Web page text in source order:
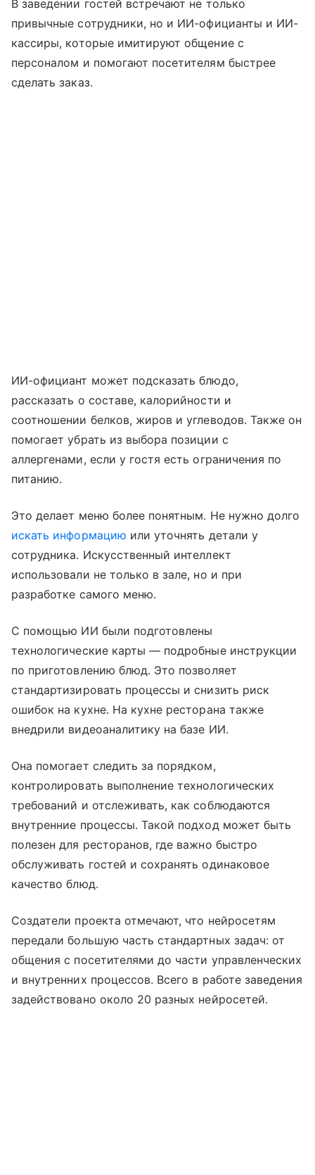
В заведении гостей встречают не только
привычные сотрудники, но и ИИ-официанты и ИИ-
кассиры, которые имитируют общение с
персоналом и помогают посетителям быстрее
сделать заказ.
ИИ-официант может подсказать блюдо,
рассказать о составе, калорийности и
соотношении белков, жиров и углеводов. Также он
помогает убрать из выбора позиции с
аллергенами, если у гостя есть ограничения по
питанию.
Это делает меню более понятным. Не нужно долго
искать информацию или уточнять детали у
сотрудника. Искусственный интеллект
использовали не только в зале, но и при
разработке самого меню.
С помощью ИИ были подготовлены
технологические карты — подробные инструкции
по приготовлению блюд. Это позволяет
стандартизировать процессы и снизить риск
ошибок на кухне. На кухне ресторана также
внедрили видеоаналитику на базе ИИ.
Она помогает следить за порядком,
контролировать выполнение технологических
требований и отслеживать, как соблюдаются
внутренние процессы. Такой подход может быть
полезен для ресторанов, где важно быстро
обслуживать гостей и сохранять одинаковое
качество блюд.
Создатели проекта отмечают, что нейросетям
передали большую часть стандартных задач: от
общения с посетителями до части управленческих
и внутренних процессов. Всего в работе заведения
задействовано около 20 разных нейросетей.